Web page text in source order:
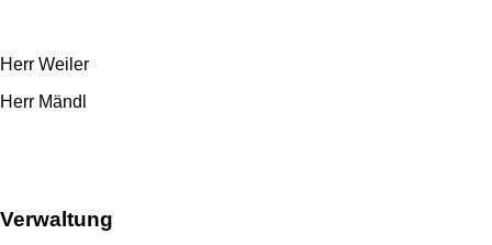
Herr Weiler
Herr Mändl
Verwaltung